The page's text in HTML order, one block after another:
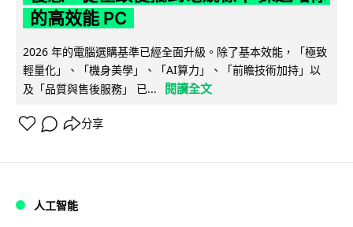
的高效能 PC
2026 年的電腦選購基準已經全面升級。除了基本效能，「極致
輕量化」、「機身美學」、「AI算力」、「前瞻技術加持」以
及「品質與售後服務」 已...
閱讀全文
分享
人工智能